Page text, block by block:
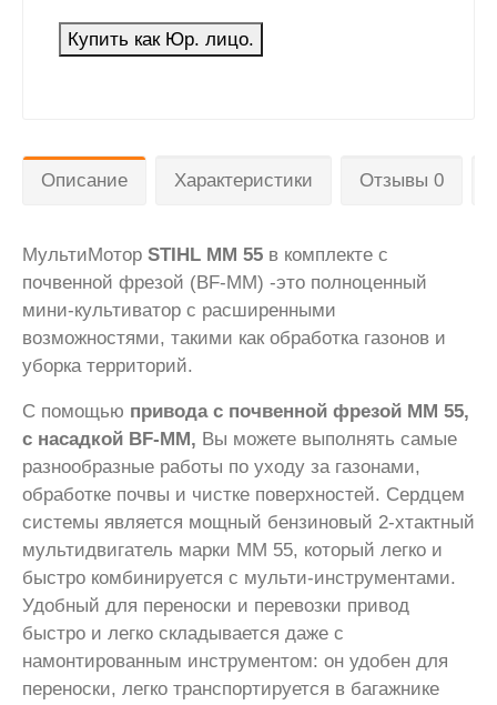
Купить как Юр. лицо.
Описание Характеристики Отзывы 0
МультиМотор STIHL MM 55 в комплекте с
почвенной фрезой (BF-MM) -это полноценный
мини-культиватор с расширенными
возможностями, такими как обработка газонов и
уборка территорий.
С помощью привода с почвенной фрезой MM 55,
с насадкой BF-MM, Вы можете выполнять самые
разнообразные работы по уходу за газонами,
обработке почвы и чистке поверхностей. Сердцем
системы является мощный бензиновый 2-хтактный
мультидвигатель марки MM 55, который легко и
быстро комбинируется с мульти-инструментами.
Удобный для переноски и перевозки привод
быстро и легко складывается даже с
намонтированным инструментом: он удобен для
переноски, легко транспортируется в багажнике